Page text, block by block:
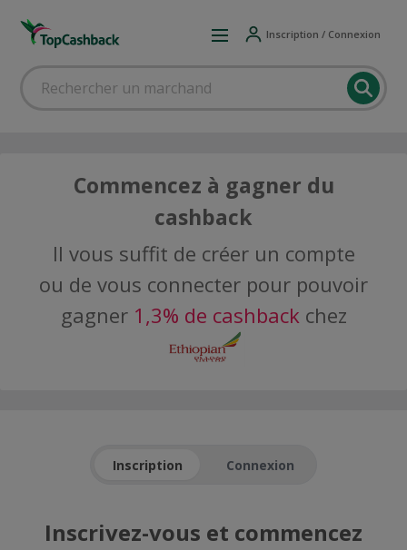
Inscription / Connexion
Commencez à gagner du
cashback
Il vous suffit de créer un compte
ou de vous connecter pour pouvoir
gagner 1,3% de cashbackchez
Inscription Connexion
Inscrivez-vous et commencez